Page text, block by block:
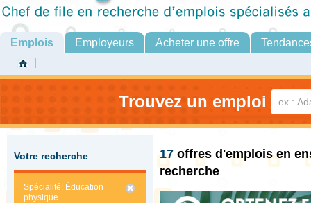
Emplois Employeurs Acheter une offre
Trouvez un emploi
Votre recherche
Spécialité: Éducation
physique
17 offres d'emplois en
recherche